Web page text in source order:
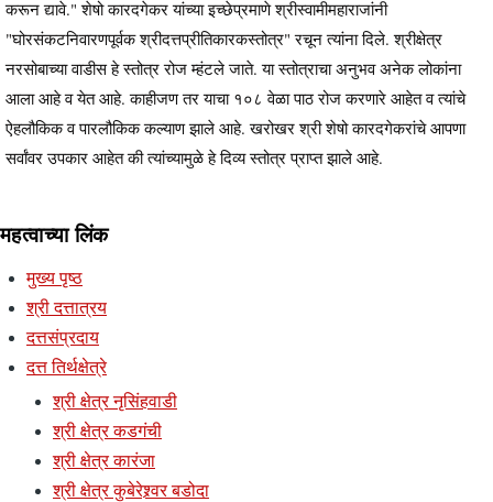
करून द्यावे." शेषो कारदगेकर यांच्या इच्छेप्रमाणे श्रीस्वामीमहाराजांनी
"घोरसंकटनिवारणपूर्वक श्रीदत्तप्रीतिकारकस्तोत्र" रचून त्यांना दिले. श्रीक्षेत्र
नरसोबाच्या वाडीस हे स्तोत्र रोज म्हंटले जाते. या स्तोत्राचा अनुभव अनेक लोकांना
आला आहे व येत आहे. काहीजण तर याचा १०८ वेळा पाठ रोज करणारे आहेत व त्यांचे
ऐहलौकिक व पारलौकिक कल्याण झाले आहे. खरोखर श्री शेषो कारदगेकरांचे आपणा
सर्वांवर उपकार आहेत की त्यांच्यामुळे हे दिव्य स्तोत्र प्राप्त झाले आहे.
महत्वाच्या लिंक
मुख्य पृष्ठ
श्री दत्तात्रय
दत्तसंप्रदाय
दत्त तिर्थक्षेत्रे
श्री क्षेत्र नृसिंहवाडी
श्री क्षेत्र कडगंची
श्री क्षेत्र कारंजा
श्री क्षेत्र कुबेरेश्र्वर बडोदा